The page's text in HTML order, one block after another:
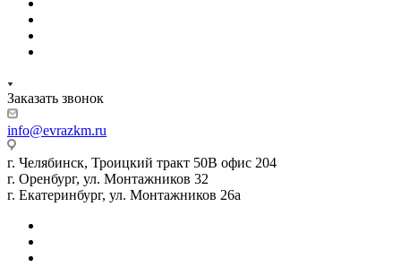
Заказать звонок
info@evrazkm.ru
г. Челябинск, Троицкий тракт 50В офис 204
г. Оренбург, ул. Монтажников 32
г. Екатеринбург, ул. Монтажников 26а